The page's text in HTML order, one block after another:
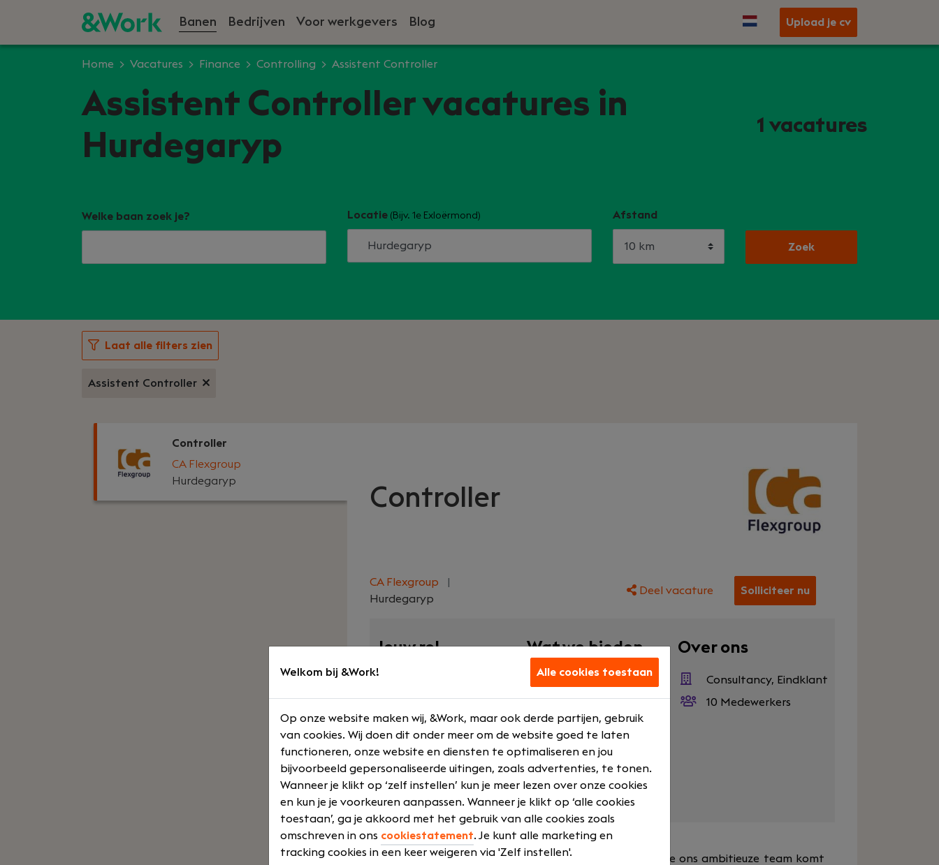
Banen Bedrijven Voor werkgevers Blog Upload je cv
Home Vacatures Finance Controlling Assistent Controller
Assistent Controller vacatures in
Hurdegaryp
1 vacatures
Welke baan zoek je? Locatie (Bijv. 1e Exloërmond) Afstand
Zoek
Laat alle filters zien
Assistent Controller
Controller
CA Flexgroup
Hurdegaryp
Controller
CA Flexgroup
Hurdegaryp
Deel vacature Solliciteer nu
Jouw rol
Voltijd
MBO
Junior
Wat we bieden
Bonus systeem
Opleidingen en
training
Flexibele werktijden
Laat meer zien
Over ons
Consultancy, Eindklant
10 Medewerkers
Groei vraagt om grip op cijfers. Ben jij de Controller die ons ambitieuze team komt
Welkom bij &Work! Alle cookies toestaan
Op onze website maken wij, &Work, maar ook derde partijen, gebruik
van cookies. Wij doen dit onder meer om de website goed te laten
functioneren, onze website en diensten te optimaliseren en jou
bijvoorbeeld gepersonaliseerde uitingen, zoals advertenties, te tonen.
Wanneer je klikt op ‘zelf instellen’ kun je meer lezen over onze cookies
en kun je je voorkeuren aanpassen. Wanneer je klikt op ‘alle cookies
toestaan’, ga je akkoord met het gebruik van alle cookies zoals
omschreven in ons cookiestatement. Je kunt alle marketing en
tracking cookies in een keer weigeren via 'Zelf instellen'.